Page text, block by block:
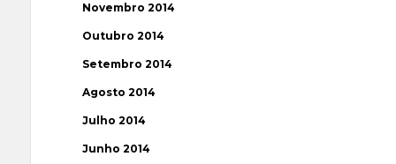
Novembro 2014
Outubro 2014
Setembro 2014
Agosto 2014
Julho 2014
Junho 2014